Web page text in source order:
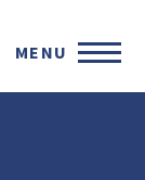
MENU